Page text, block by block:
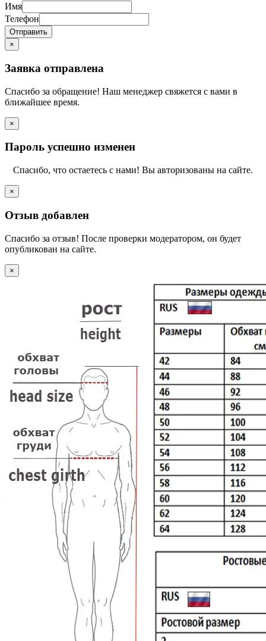
Имя
Телефон
Отправить
×
Заявка отправлена
Спасибо за обращение! Наш менеджер свяжется с вами в
ближайшее время.
×
Пароль успешно изменен
Спасибо, что остаетесь с нами! Вы авторизованы на сайте.
×
Отзыв добавлен
Спасибо за отзыв! После проверки модератором, он будет
опубликован на сайте.
×